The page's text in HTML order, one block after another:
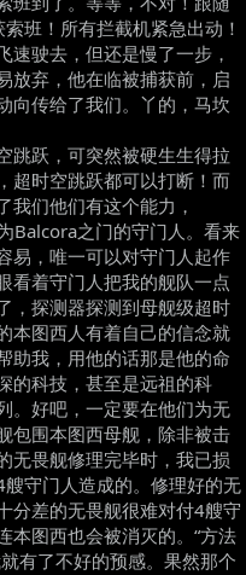
班！所有拦截机紧急出动！
速驶去，但还是慢了一步，
放弃，他在临被捕获前，启
向传给了我们。丫的，马坎
跳跃，可突然被硬生生得拉
超时空跳跃都可以打断！而
我们他们有这个能力，
Balcora之门的守门人。看来
易，唯一可以对守门人起作
看着守门人把我的舰队一点
，探测器探测到母舰级超时
本图西人有着自己的信念就
助我，用他的话那是他的命
的科技，甚至是远祖的科
。好吧，一定要在他们为无
包围本图西母舰，除非被击
无畏舰修理完毕时，我已损
守门人造成的。修理好的无
分差的无畏舰很难对付4艘守
本图西也会被消灭的。“方法
有了不好的预感。果然那个